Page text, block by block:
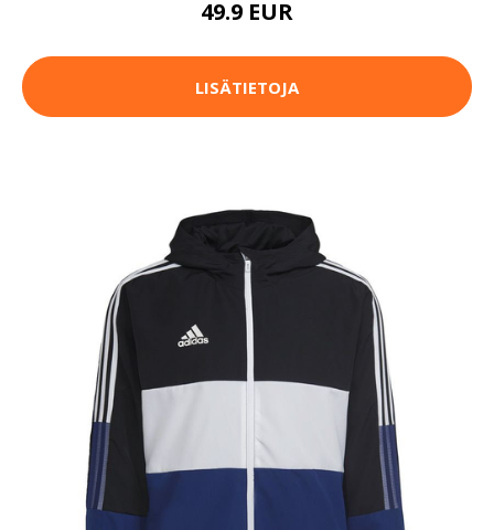
49.9 EUR
LISÄTIETOJA